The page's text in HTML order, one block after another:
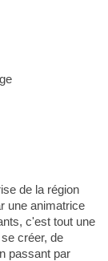
de la région
une animatrice
c'est tout une
créer, de
passant par